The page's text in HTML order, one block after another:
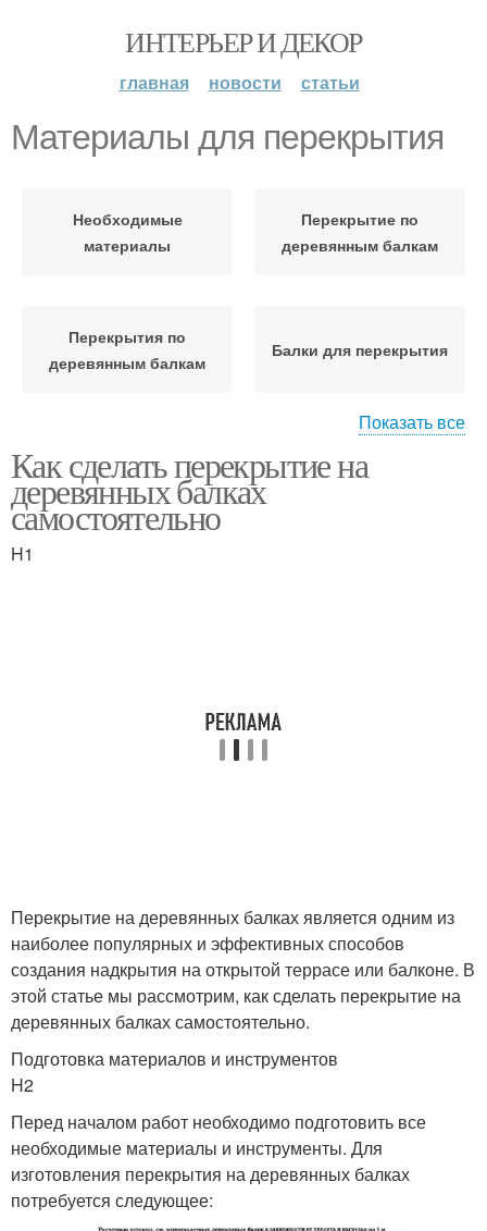
ИНТЕРЬЕР И ДЕКОР
главная новости статьи
Материалы для перекрытия
Необходимые
материалы
Перекрытие по
деревянным балкам
Перекрытия по
деревянным балкам
Балки для перекрытия
Отделочные материалы
деревянных балках
Показать все
Как сделать перекрытие на
деревянных балках
самостоятельно
H1
Перекрытие на деревянных балках является одним из
наиболее популярных и эффективных способов
создания надкрытия на открытой террасе или балконе. В
этой статье мы рассмотрим, как сделать перекрытие на
деревянных балках самостоятельно.
Подготовка материалов и инструментов
H2
Перед началом работ необходимо подготовить все
необходимые материалы и инструменты. Для
изготовления перекрытия на деревянных балках
потребуется следующее: